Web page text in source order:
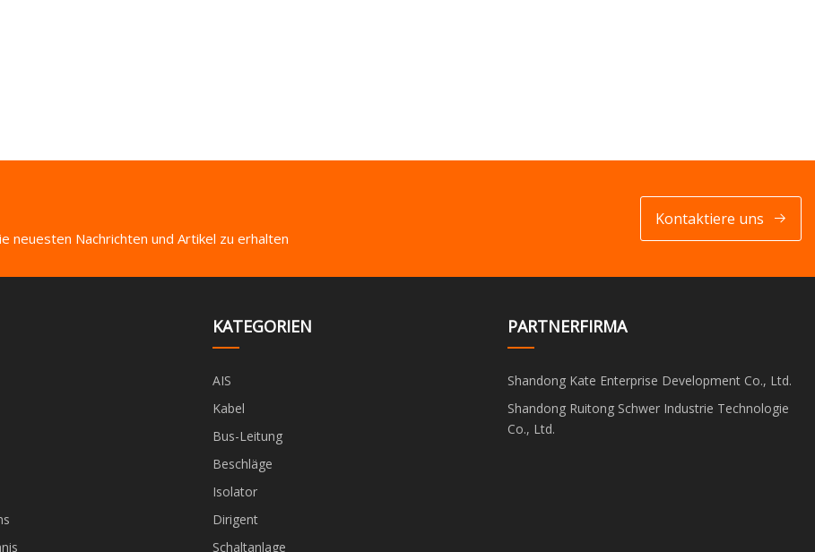
neuesten Nachrichten und Artikel zu erhalten
Kontaktiere uns
KATEGORIEN
AIS
Kabel
Bus-Leitung
Beschläge
Isolator
Dirigent
Schaltanlage
PARTNERFIRMA
Shandong Kate Enterprise Development Co., Ltd.
Shandong Ruitong Schwer Industrie Technologie
Co., Ltd.